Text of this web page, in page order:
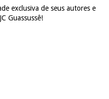
exclusiva de seus autores e
Guassussê!